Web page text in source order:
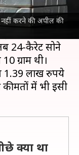
नहीं करने की अपील की
खरीदने को टालने
10 ग्राम
है।
24-कैरेट सोने
ग्राम थी।
1.39 लाख रुपये
कीमतों में भी इसी
क्या था